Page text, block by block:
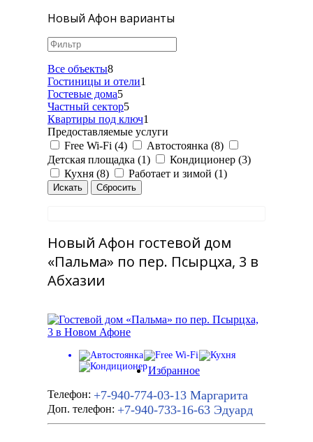
Новый Афон варианты
Все объекты8
Гостиницы и отели1
Гостевые дома5
Частный сектор5
Квартиры под ключ1
Предоставляемые услуги
Free Wi-Fi (4)
Автостоянка (8)
Детская площадка (1)
Кондиционер (3)
Кухня (8)
Работает и зимой (1)
Новый Афон гостевой дом
«Пальма» по пер. Псырцха, 3 в
Абхазии
Избранное
Телефон: +7-940-774-03-13 Маргарита
Доп. телефон: +7-940-733-16-63 Эдуард